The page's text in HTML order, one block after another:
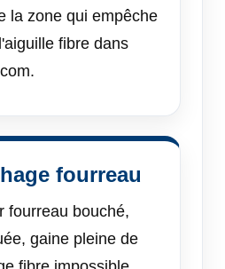
la zone qui empêche
fibre dans
fourreau
fourreau bouché,
gaine pleine de